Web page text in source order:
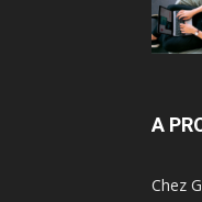
A
Chez